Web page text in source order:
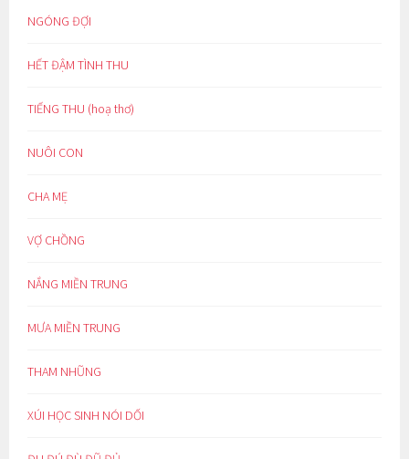
NGÓNG ĐỢI
HẾT ĐẬM TÌNH THU
TIẾNG THU (hoạ thơ)
NUÔI CON
CHA MẸ
VỢ CHỒNG
NẮNG MIỀN TRUNG
MƯA MIỀN TRUNG
THAM NHŨNG
XÚI HỌC SINH NÓI DỐI